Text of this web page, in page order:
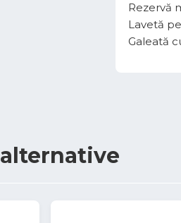
Rezervă
Lavetă
Galeată
alternative